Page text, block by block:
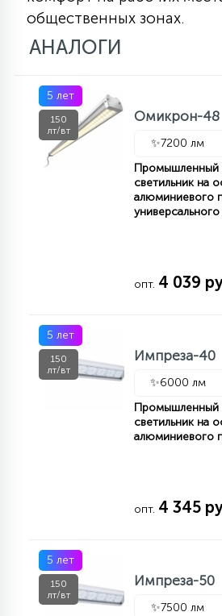
общественных зонах.
АНАЛОГИ
5 лет
150
лт/вт
Омикрон-48
✨7200 лм
Промышленный
светильник на
алюминиевого
опт. 4 039
5 лет
150
лт/вт
Импреза-40
✨6000 лм
Промышленный
светильник на
алюминиевого
опт. 4 345
5 лет
150
лт/вт
Импреза-50
✨7500 лм